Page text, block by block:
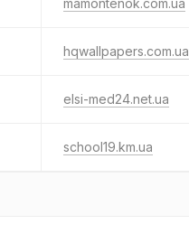
mamontenok.com.ua
hqwallpapers.com.ua
elsi-med24.net.ua
school19.km.ua